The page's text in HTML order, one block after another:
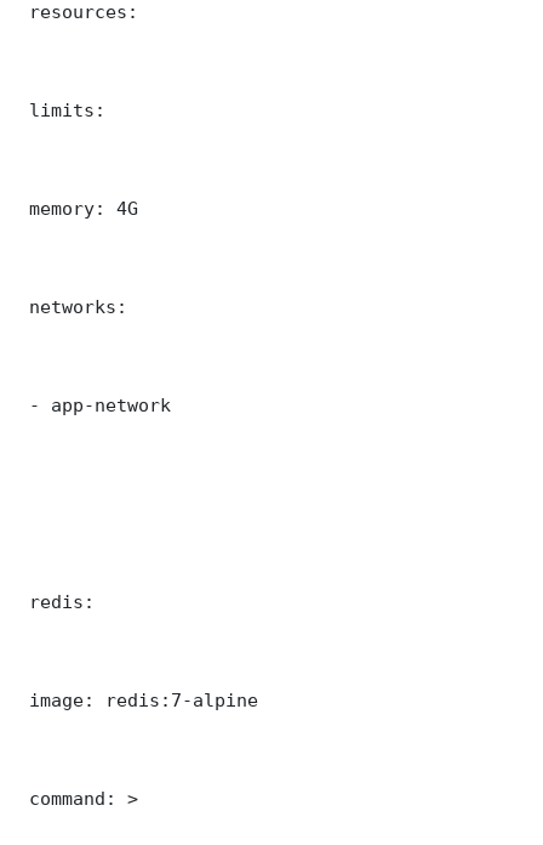
resources:
limits:
memory: 4G
networks:
- app-network
redis:
image: redis:7-alpine
command: >